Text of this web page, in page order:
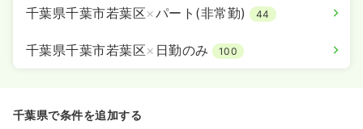
千葉県千葉市若葉区×パート(非常勤) 44
千葉県千葉市若葉区× 日勤のみ 100
千葉県で条件を追加する